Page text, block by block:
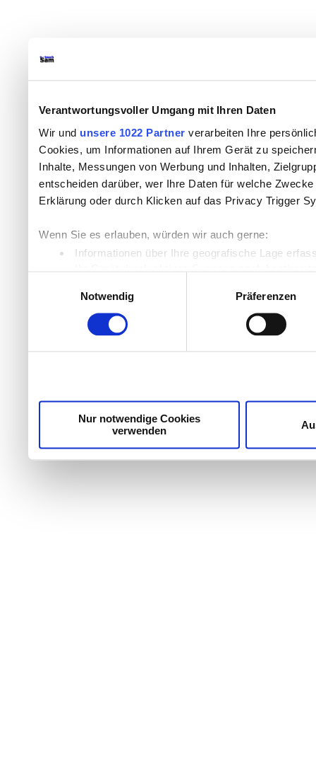
Verantwortungsvoller Umgang mit Ihren Daten
Wir und unsere 1022 Partner verarbeiten Ihre
Cookies, um Informationen auf Ihrem Gerät zu
Inhalte, Messungen von Werbung und Inhalten,
entscheiden darüber, wer Ihre Daten für welche
Erklärung oder durch Klicken auf das Privacy Trigger
Wenn Sie es erlauben, würden wir auch gerne:
Informationen über Ihre geografische Lage
Ihr Gerät durch aktives Scannen nach
Wir verwenden Cookies, um Inhalte und Anzeigen zu
die Zugriffe auf unsere Website zu analysieren.
Dienste gesammelt haben.
Notwendig
Präferenzen
Nur notwendige Cookies
verwenden